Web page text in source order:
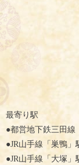
最寄り駅
●都営地下鉄三田線
●JR山手線「巣鴨」
●JR山手線「大塚」